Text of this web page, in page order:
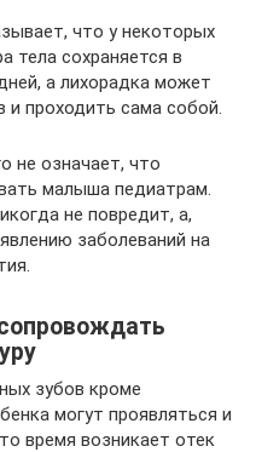
что у некоторых
тела сохраняется в
а лихорадка может
и проходить сама собой.
не означает, что
малыша педиатрам.
не повредит, а,
заболеваний на
зубов кроме
могут проявляться и
время возникает отек